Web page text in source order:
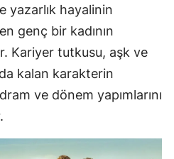
yazarlık hayalinin
genç bir kadının
Kariyer tutkusu, aşk ve
kalan karakterin
ve dönem yapımlarını